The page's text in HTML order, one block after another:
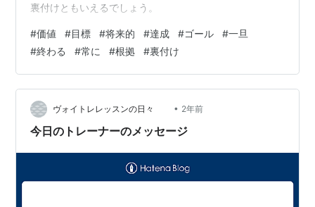
裏付けともいえるでしょう。
#価値 #目標 #将来的 #達成 #ゴール #一旦
#終わる #常に #根拠 #裏付け
ヴォイトレレッスンの日々 • 2年前
今日のトレーナーのメッセージ